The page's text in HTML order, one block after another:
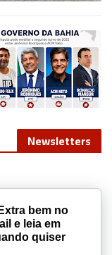
Newsletters
bem no
e leia em
quiser.